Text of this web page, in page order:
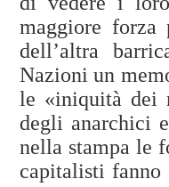
maggiore forza
dell’altra
Nazioni un
le «iniquità dei
degli anarchici
nella stampa le
capitalisti fanno